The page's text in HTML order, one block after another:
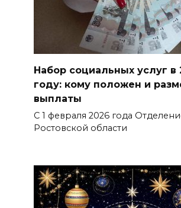
Набор социальных услуг в
году: кому положен и
выплаты
С 1 февраля 2026 года
Ростовской области